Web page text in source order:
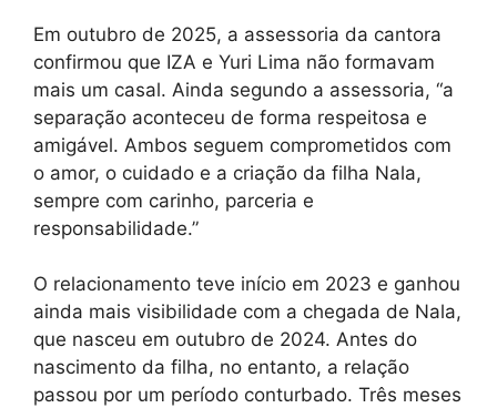
Em outubro de 2025, a assessoria da cantora
confirmou que IZA e Yuri Lima não formavam
mais um casal. Ainda segundo a assessoria, “a
separação aconteceu de forma respeitosa e
amigável. Ambos seguem comprometidos com
o amor, o cuidado e a criação da filha Nala,
sempre com carinho, parceria e
responsabilidade.”
O relacionamento teve início em 2023 e ganhou
ainda mais visibilidade com a chegada de Nala,
que nasceu em outubro de 2024. Antes do
nascimento da filha, no entanto, a relação
passou por um período conturbado. Três meses